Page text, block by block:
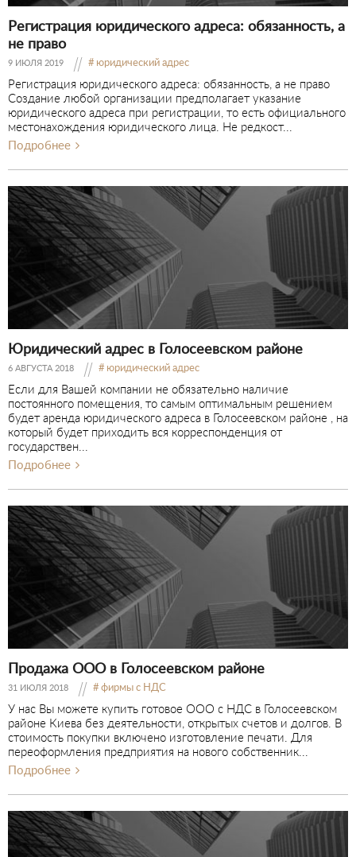
Регистрация юридического адреса: обязанность, а
не право
9 ИЮЛЯ 2019 юридический адрес
Регистрация юридического адреса: обязанность, а не право
Создание любой организации предполагает указание
юридического адреса при регистрации, то есть официального
местонахождения юридического лица. Не редкост...
Подробнее
Юридический адрес в Голосеевском районе
6 АВГУСТА 2018 юридический адрес
Если для Вашей компании не обязательно наличие
постоянного помещения, то самым оптимальным решением
будет аренда юридического адреса в Голосеевском районе , на
который будет приходить вся корреспонденция от
государствен...
Подробнее
Продажа ООО в Голосеевском районе
31 ИЮЛЯ 2018 фирмы с НДС
У нас Вы можете купить готовое ООО с НДС в Голосеевском
районе Киева без деятельности, открытых счетов и долгов. В
стоимость покупки включено изготовление печати. Для
переоформления предприятия на нового собственник...
Подробнее